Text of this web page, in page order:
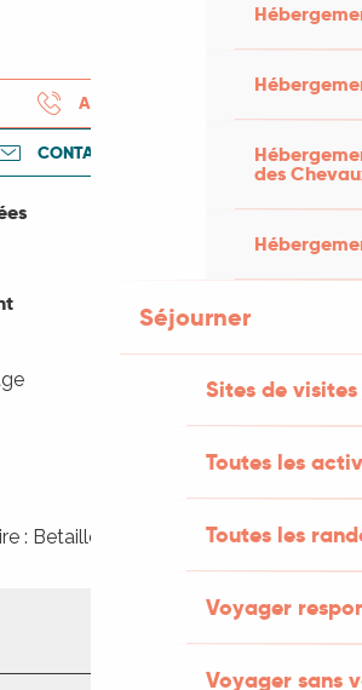
des
Séjourner
Sites de visites
Toutes les
Toutes les
Voyager
Voyager sans
APPELER
CONTACTEZ-NOUS
: Betaille à 234m